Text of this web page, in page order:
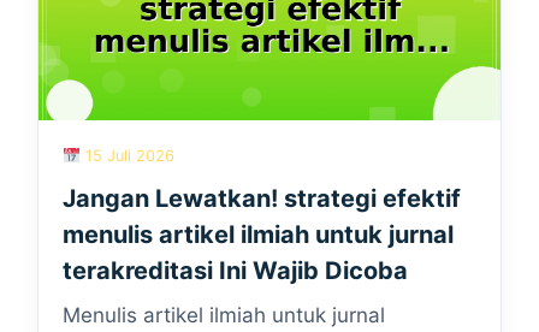
15 Juli 2026
Jangan Lewatkan! strategi efektif
menulis artikel ilmiah untuk jurnal
terakreditasi Ini Wajib Dicoba
Menulis artikel ilmiah untuk jurnal